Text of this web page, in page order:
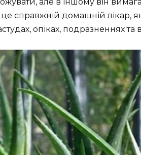
справжній домашній лікар,
опіках, подразненнях та в